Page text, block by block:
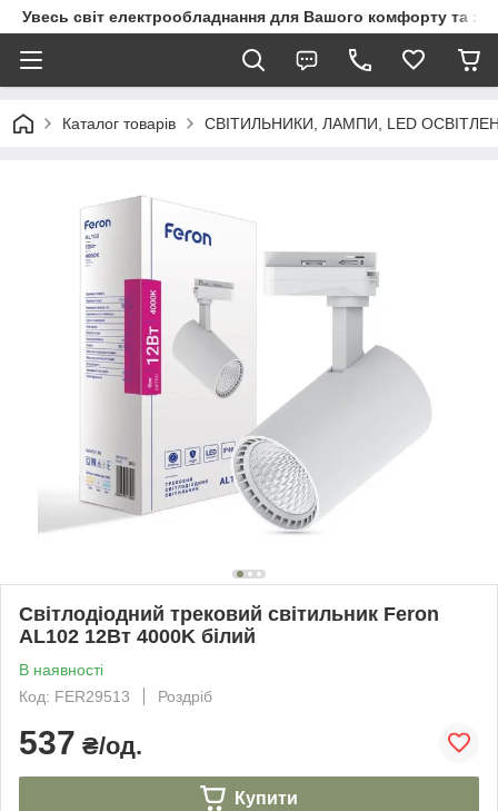
Увесь світ електрообладнання для Вашого комфорту та
Каталог товарів СВІТИЛЬНИКИ, ЛАМПИ, LED
Світлодіодний трековий світильник Feron
AL102 12Вт 4000K білий
В наявності
Код: FER29513
Роздріб
537 ₴/од.
Купити